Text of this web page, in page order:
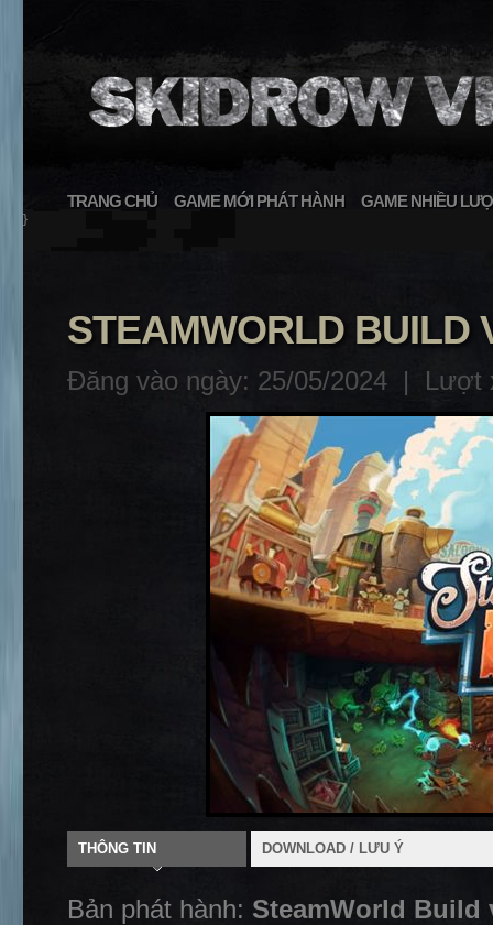
TRANG CHỦ GAME MỚI PHÁT HÀNH GAME NHIỀU
}
STEAMWORLD BUILD
Đăng vào ngày: 25/05/2024 | Lượt
THÔNG TIN DOWNLOAD / LƯU Ý
Bản phát hành: SteamWorld Build